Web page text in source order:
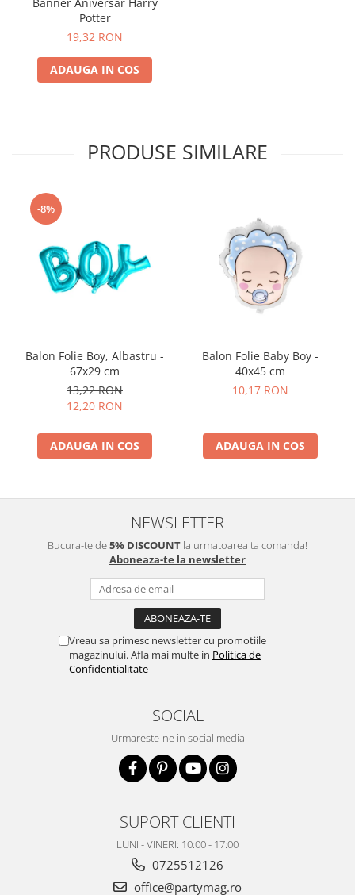
Potter
19,32 RON
ADAUGA IN COS
PRODUSE SIMILARE
-8%
Balon Folie Boy, Albastru -
67x29 cm
13,22 RON
12,20 RON
ADAUGA IN COS
Balon Folie Baby Boy -
40x45 cm
10,17 RON
ADAUGA IN COS
NEWSLETTER
Bucura-te de5% DISCOUNT la urmatoarea ta comanda!
Aboneaza-te la newsletter
Vreau sa primesc newsletter cu promotiile
magazinului. Afla mai multe in Politica de
Confidentialitate
SOCIAL
Urmareste-ne in social media
SUPORT CLIENTI
LUNI - VINERI: 10:00 - 17:00
0725512126
office@partymag.ro